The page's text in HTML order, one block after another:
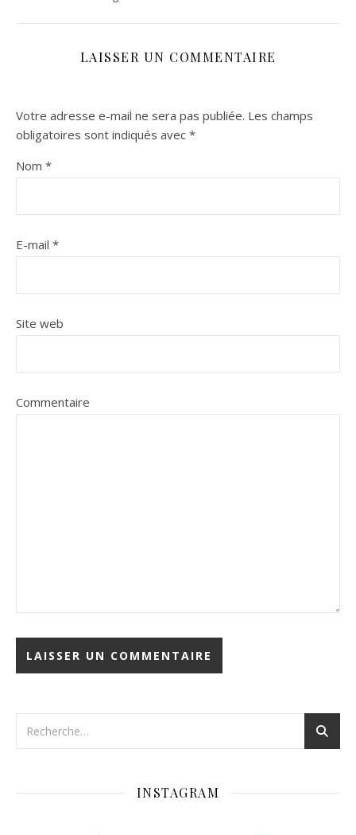
LAISSER UN COMMENTAIRE
Votre adresse e-mail ne sera pas publiée. Les champs
obligatoires sont indiqués avec *
Nom *
E-mail *
Site web
Commentaire
INSTAGRAM